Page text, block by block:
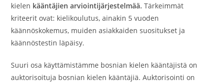
kielen kääntäjien arviointijärjestelmää.Tärkeimmät
kriteerit ovat: kielikoulutus, ainakin 5 vuoden
käännöskokemus, muiden asiakkaiden suositukset ja
käännöstestin läpäisy.
Suuri osa käyttämistämme bosnian kielen kääntäjistä on
auktorisoituja bosnian kielen kääntäjiä. Auktorisointi on